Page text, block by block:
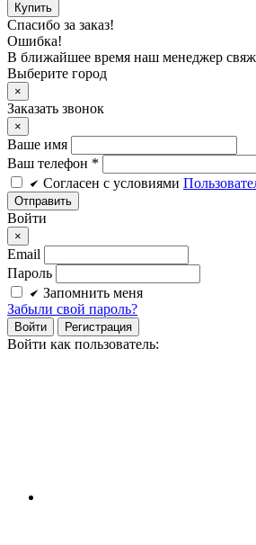
Купить
Спасибо за заказ!
Ошибка!
В ближайшее время наш менеджер
Выберите город
×
Заказать звонок
×
Ваше имя
Ваш телефон *
Cогласен c условиями
Войти
×
Email
Пароль
Запомнить меня
Забыли свой пароль?
Войти Регистрация
Войти как пользователь: